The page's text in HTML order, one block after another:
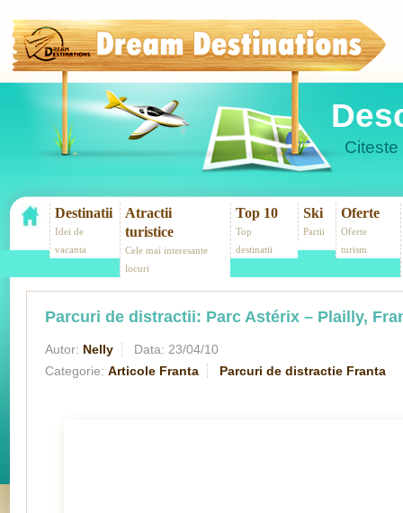
Destinatii
Idei de
vacanta
Atractii
turistice
Cele mai interesante
locuri
Top 10
Top
destinatii
Ski
Partii
Oferte
Oferte
turism
Parcuri de distractii: Parc Astérix – Plailly,
Autor: Nelly Data: 23/04/10
Categorie: Articole Franta Parcuri de distractie Franta